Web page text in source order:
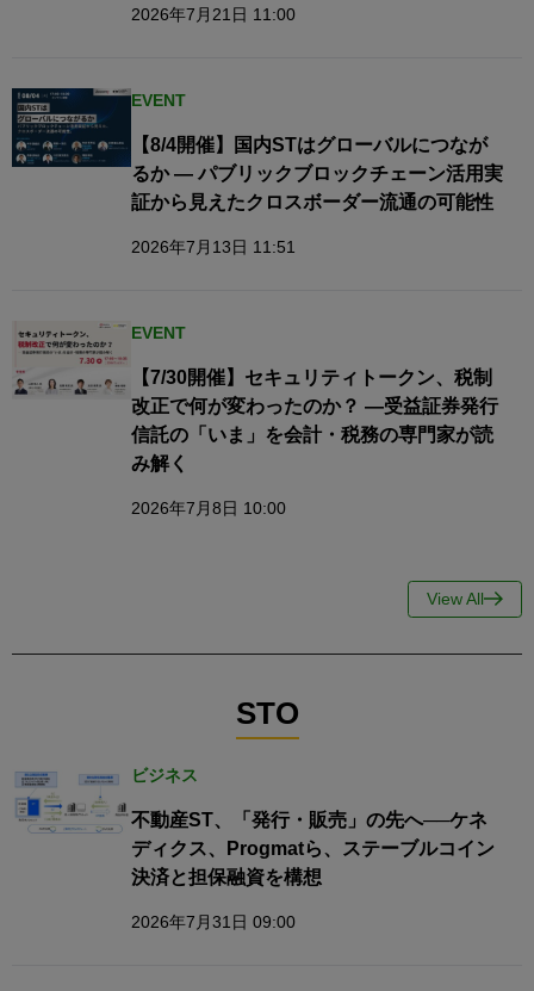
2026年7月21日 11:00
EVENT
【8/4開催】国内STはグローバルにつなが
るか — パブリックブロックチェーン活用実
証から見えたクロスボーダー流通の可能性
2026年7月13日 11:51
EVENT
【7/30開催】セキュリティトークン、税制
改正で何が変わったのか？ ―受益証券発行
信託の「いま」を会計・税務の専門家が読
み解く
2026年7月8日 10:00
View All
STO
ビジネス
不動産ST、「発行・販売」の先へ──ケネ
ディクス、Progmatら、ステーブルコイン
決済と担保融資を構想
2026年7月31日 09:00